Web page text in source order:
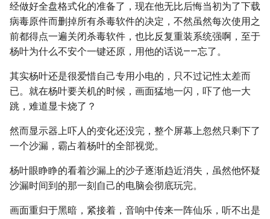
经做好全盘格式化的准备了，现在他无比后悔当初为了下载
病毒原件而删掉所有杀毒软件的决定，不然虽然每次使用之
前都得点一遍关闭杀毒软件，也比反复重装系统强啊，至于
杨叶为什么不安个一键还原，用他的话说——忘了。
其实杨叶还是很爱惜自己专用小电的，只不过记性太差而
已。就在杨叶要关机的时候，画面猛地一闪，吓了他一大
跳，难道显卡烧了？
然而显示器上吓人的变化还没完，整个屏幕上忽然只剩下了
一个沙漏，霸占着杨叶的全部视觉。
杨叶眼睁睁的看着沙漏上的沙子逐渐趋近消失，虽然他怀疑
沙漏时间到的那一刻自己的电脑会彻底玩完。
画面重归于黑暗，紧接着，音响中传来一阵仙乐，听不出是